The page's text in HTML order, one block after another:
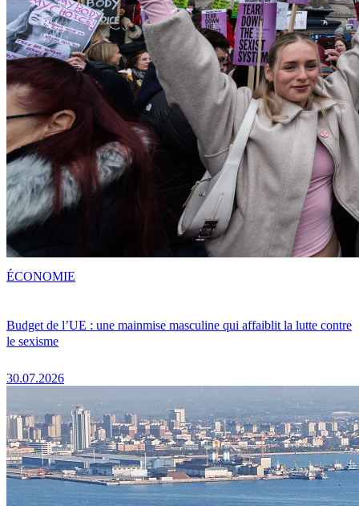
Budget de l’UE : une mainmise masculine qui affaiblit la lutte contre
le sexisme
30.07.2026
ÉCONOMIE